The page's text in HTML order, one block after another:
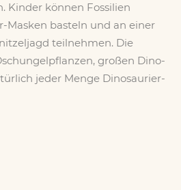
Kinder können Fossilien
Masken basteln und an einer
teilnehmen. Die
großen Dino-
jeder Menge Dinosaurier-